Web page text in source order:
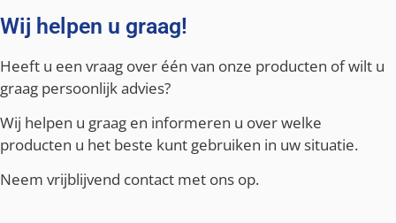
Wij helpen u graag!
Heeft u een vraag over één van onze producten of wilt u
graag persoonlijk advies?
Wij helpen u graag en informeren u over welke
producten u het beste kunt gebruiken in uw situatie.
Neem vrijblijvend contact met ons op.